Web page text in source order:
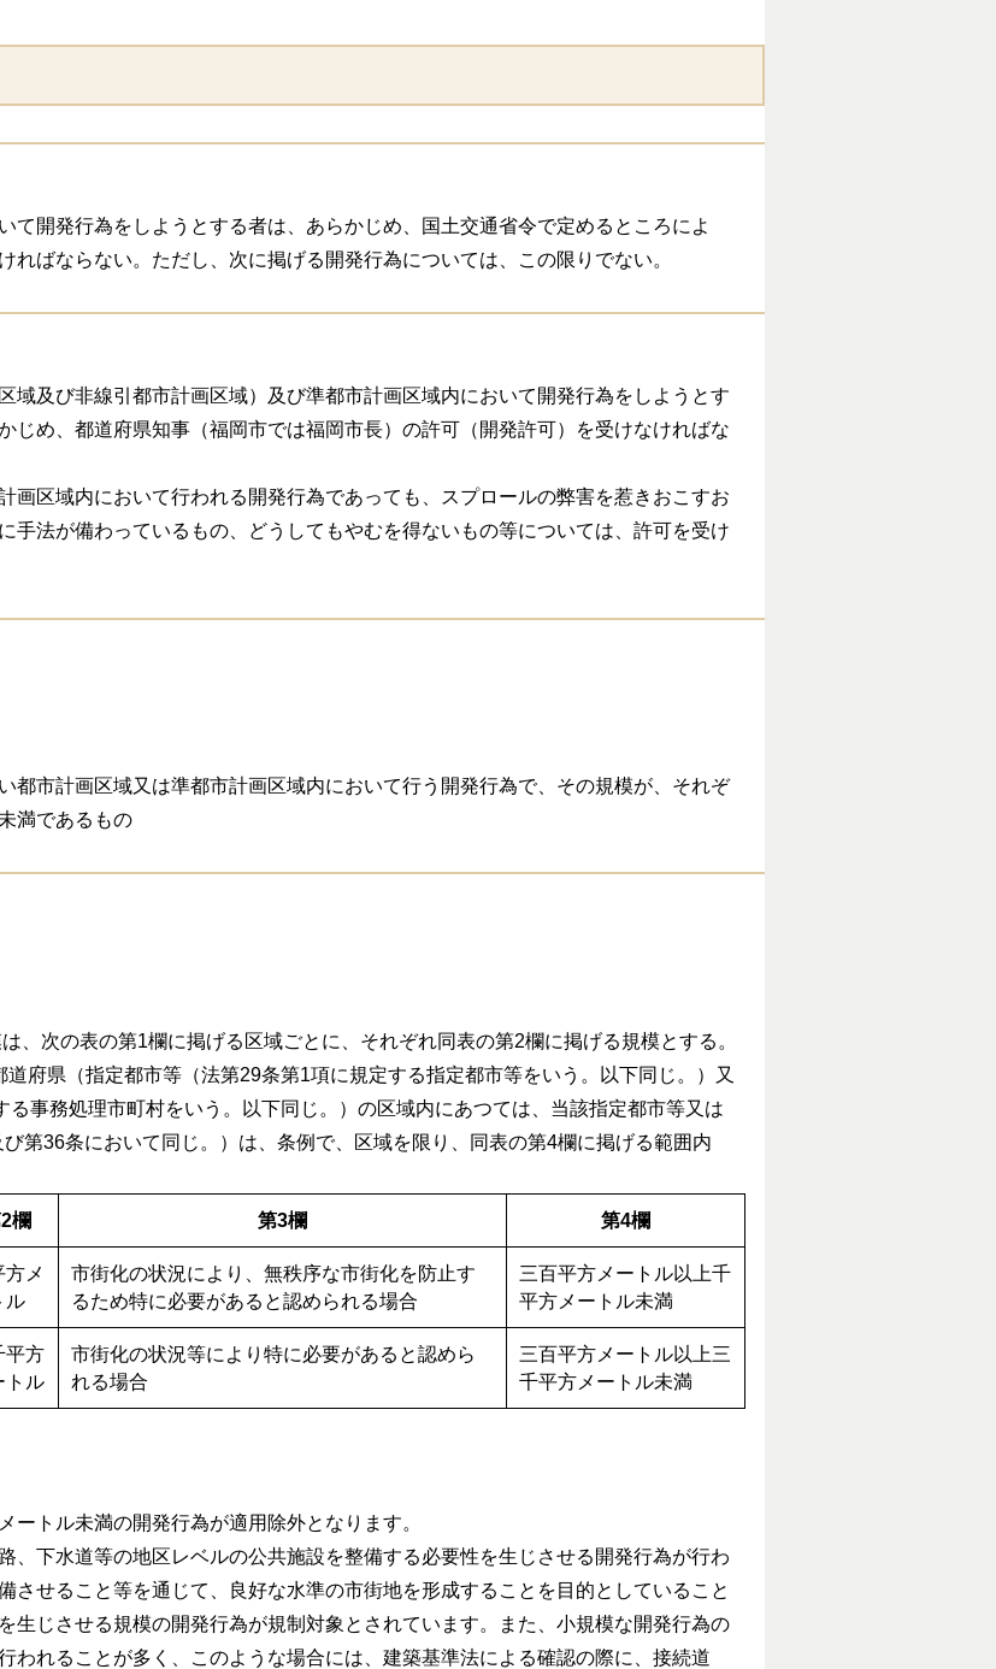
開発行為をしようとする者は、あらかじめ、国土交通省令で定めるところによ
ればならない。ただし、次に掲げる開発行為については、この限りでない。
及び非線引都市計画区域）及び準都市計画区域内において開発行為をしようとす
じめ、都道府県知事（福岡市では福岡市長）の許可（開発許可）を受けなければな
区域内において行われる開発行為であっても、スプロールの弊害を惹きおこすお
手法が備わっているもの、どうしてもやむを得ないもの等については、許可を受け
市計画区域又は準都市計画区域内において行う開発行為で、その規模が、それぞ
満であるもの
次の表の第1欄に掲げる区域ごとに、それぞれ同表の第2欄に掲げる規模とする。
府県（指定都市等（法第29条第1項に規定する指定都市等をいう。以下同じ。）又
事務処理市町村をいう。以下同じ。）の区域内にあつては、当該指定都市等又は
第36条において同じ。）は、条例で、区域を限り、同表の第4欄に掲げる範囲内
欄 第3欄 第4欄
方メ
ル
市街化の状況により、無秩序な市街化を防止す
るため特に必要があると認められる場合
三百平方メートル以上千
平方メートル未満
平方
トル
市街化の状況等により特に必要があると認めら
れる場合
三百平方メートル以上三
千平方メートル未満
トル未満の開発行為が適用除外となります。
下水道等の地区レベルの公共施設を整備する必要性を生じさせる開発行為が行わ
させること等を通じて、良好な水準の市街地を形成することを目的としていること
生じさせる規模の開発行為が規制対象とされています。また、小規模な開発行為の
われることが多く、このような場合には、建築基準法による確認の際に、接続道